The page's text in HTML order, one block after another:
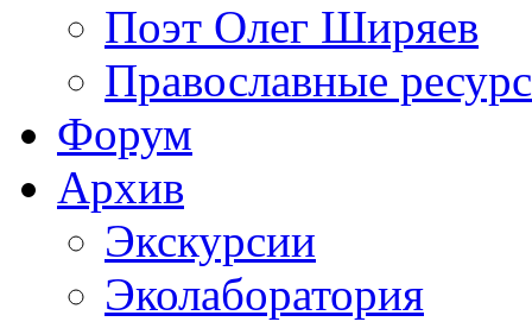
Поэт Олег Ширяев
Православные
Форум
Архив
Экскурсии
Эколаборатория